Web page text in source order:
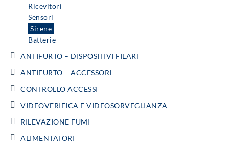
Ricevitori
Sensori
Sirene
Batterie
ANTIFURTO – DISPOSITIVI FILARI
ANTIFURTO – ACCESSORI
CONTROLLO ACCESSI
VIDEOVERIFICA E VIDEOSORVEGLIANZA
RILEVAZIONE FUMI
ALIMENTATORI